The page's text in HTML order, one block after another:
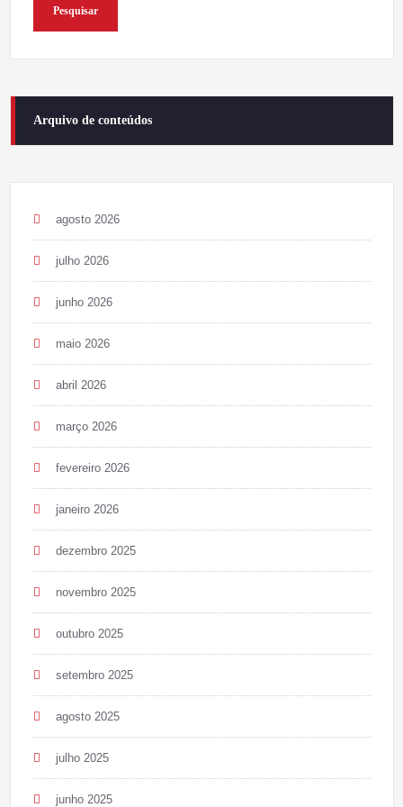
Pesquisar
Arquivo de conteúdos
agosto 2026
julho 2026
junho 2026
maio 2026
abril 2026
março 2026
fevereiro 2026
janeiro 2026
dezembro 2025
novembro 2025
outubro 2025
setembro 2025
agosto 2025
julho 2025
junho 2025